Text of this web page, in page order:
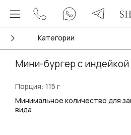
Категории
Мини-бургер с индейкой
Порция: 115 г
Минимальное количество для
вида